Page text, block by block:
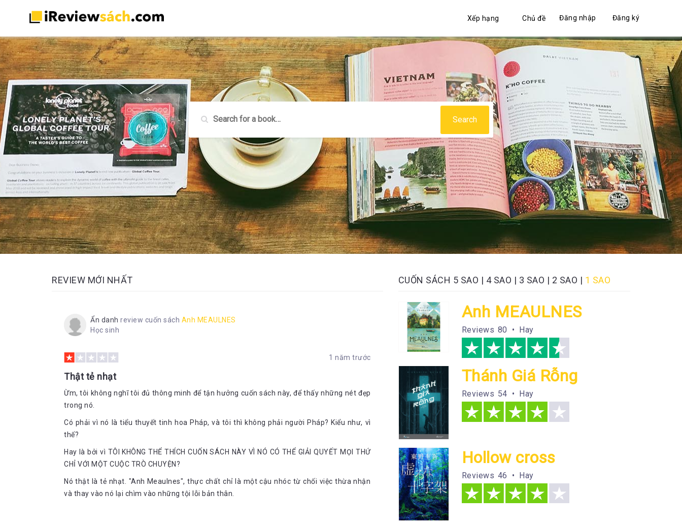
Đăng nhập Đăng ký
Xếp hạng Chủ đề
Search
REVIEW MỚI NHẤT
Ẩn danh review cuốn sách Anh MEAULNES
Học sinh
1 năm trước
Thật tẻ nhạt
Ừm, tôi không nghĩ tôi đủ thông minh để tận hưởng cuốn sách này, để thấy những nét đẹp
trong nó.
Có phải vì nó là tiểu thuyết tinh hoa Pháp, và tôi thì không phải người Pháp? Kiểu như, vì
thế?
Hay là bởi vì TÔI KHÔNG THỂ THÍCH CUỐN SÁCH NÀY VÌ NÓ CÓ THỂ GIẢI QUYẾT MỌI THỨ
CHỈ VỚI MỘT CUỘC TRÒ CHUYỆN?
Nó thật là tẻ nhạt. "Anh Meaulnes", thực chất chỉ là một cậu nhóc từ chối việc thừa nhận
và thay vào nó lại chìm vào những tội lỗi bản thân.
CUỐN SÁCH 5 SAO | 4 SAO | 3 SAO | 2 SAO | 1 SAO
Anh MEAULNES
Reviews 80 • Hay
Thánh Giá Rỗng
Reviews 54 • Hay
Hollow cross
Reviews 46 • Hay